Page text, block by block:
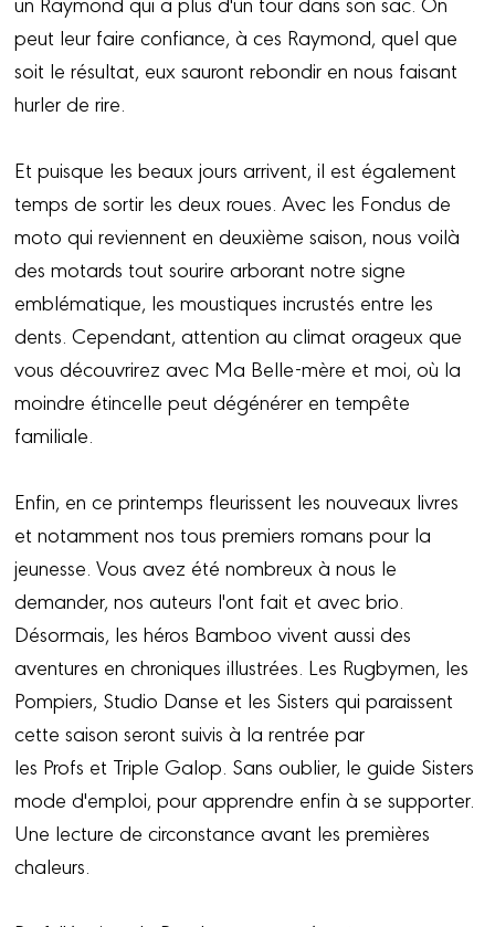
peut leur faire confiance, à ces Raymond, quel que
soit le résultat, eux sauront rebondir en nous faisant
hurler de rire.
Et puisque les beaux jours arrivent, il est également
temps de sortir les deux roues. Avec les Fondus de
moto qui reviennent en deuxième saison, nous voilà
des motards tout sourire arborant notre signe
emblématique, les moustiques incrustés entre les
dents. Cependant, attention au climat orageux que
vous découvrirez avec Ma Belle-mère et moi, où la
moindre étincelle peut dégénérer en tempête
familiale.
Enfin, en ce printemps fleurissent les nouveaux livres
et notamment nos tous premiers romans pour la
jeunesse. Vous avez été nombreux à nous le
demander, nos auteurs l'ont fait et avec brio.
Désormais, les héros Bamboo vivent aussi des
aventures en chroniques illustrées. Les Rugbymen, les
Pompiers, Studio Danse et les Sisters qui paraissent
cette saison seront suivis à la rentrée par
les Profs et Triple Galop. Sans oublier, le guide Sisters
mode d'emploi, pour apprendre enfin à se supporter.
Une lecture de circonstance avant les premières
chaleurs.